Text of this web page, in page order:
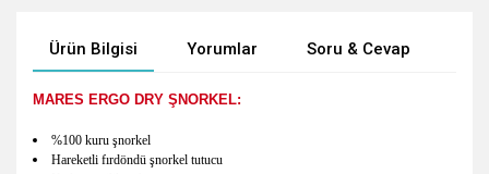
Ürün Bilgisi Yorumlar Soru & Cevap
MARES ERGO DRY ŞNORKEL:
%100 kuru şnorkel
Hareketli fırdöndü şnorkel tutucu